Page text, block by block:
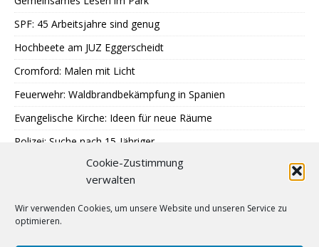
Cookie-Zustimmung
verwalten
Wir verwenden Cookies, um unsere Website und unseren Service zu
optimieren.
SPF: 45 Arbeitsjahre sind genug
Hochbeete am JUZ Eggerscheidt
Cromford: Malen mit Licht
Feuerwehr: Waldbrandbekämpfung in Spanien
Evangelische Kirche: Ideen für neue Räume
Polizei: Suche nach 15-Jähriger
A40: Nach Fahrzeugbrand Sperrung
MercatorJazz im September
Breitscheid feiert 13. Schlossfest